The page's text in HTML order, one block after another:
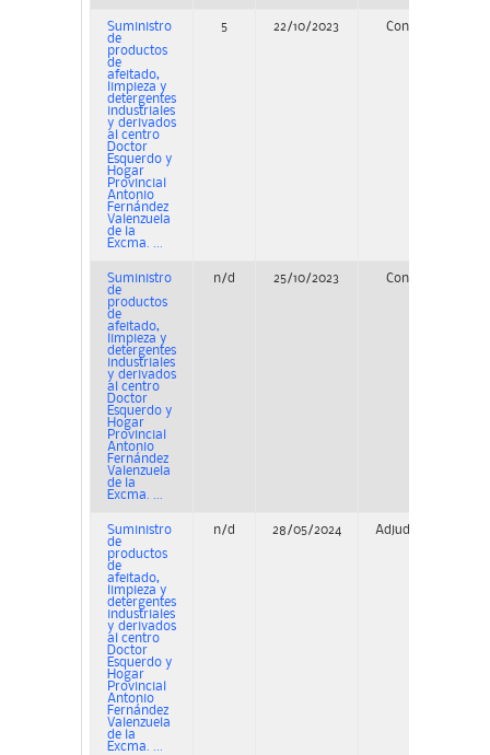
Suministro
de
productos
de
afeitado,
limpieza y
detergentes
industriales
y derivados
al centro
Doctor
Esquerdo y
Hogar
Provincial
Antonio
Fernández
Valenzuela
de la
Excma. ...
5 22/10/2023 Concurso
Suministro
de
productos
de
afeitado,
limpieza y
detergentes
industriales
y derivados
al centro
Doctor
Esquerdo y
Hogar
Provincial
Antonio
Fernández
Valenzuela
de la
Excma. ...
n/d 25/10/2023 Concurso
Suministro
de
productos
de
afeitado,
limpieza y
detergentes
industriales
y derivados
al centro
Doctor
Esquerdo y
Hogar
Provincial
Antonio
Fernández
Valenzuela
de la
Excma. ...
n/d 28/05/2024 Adjudicación